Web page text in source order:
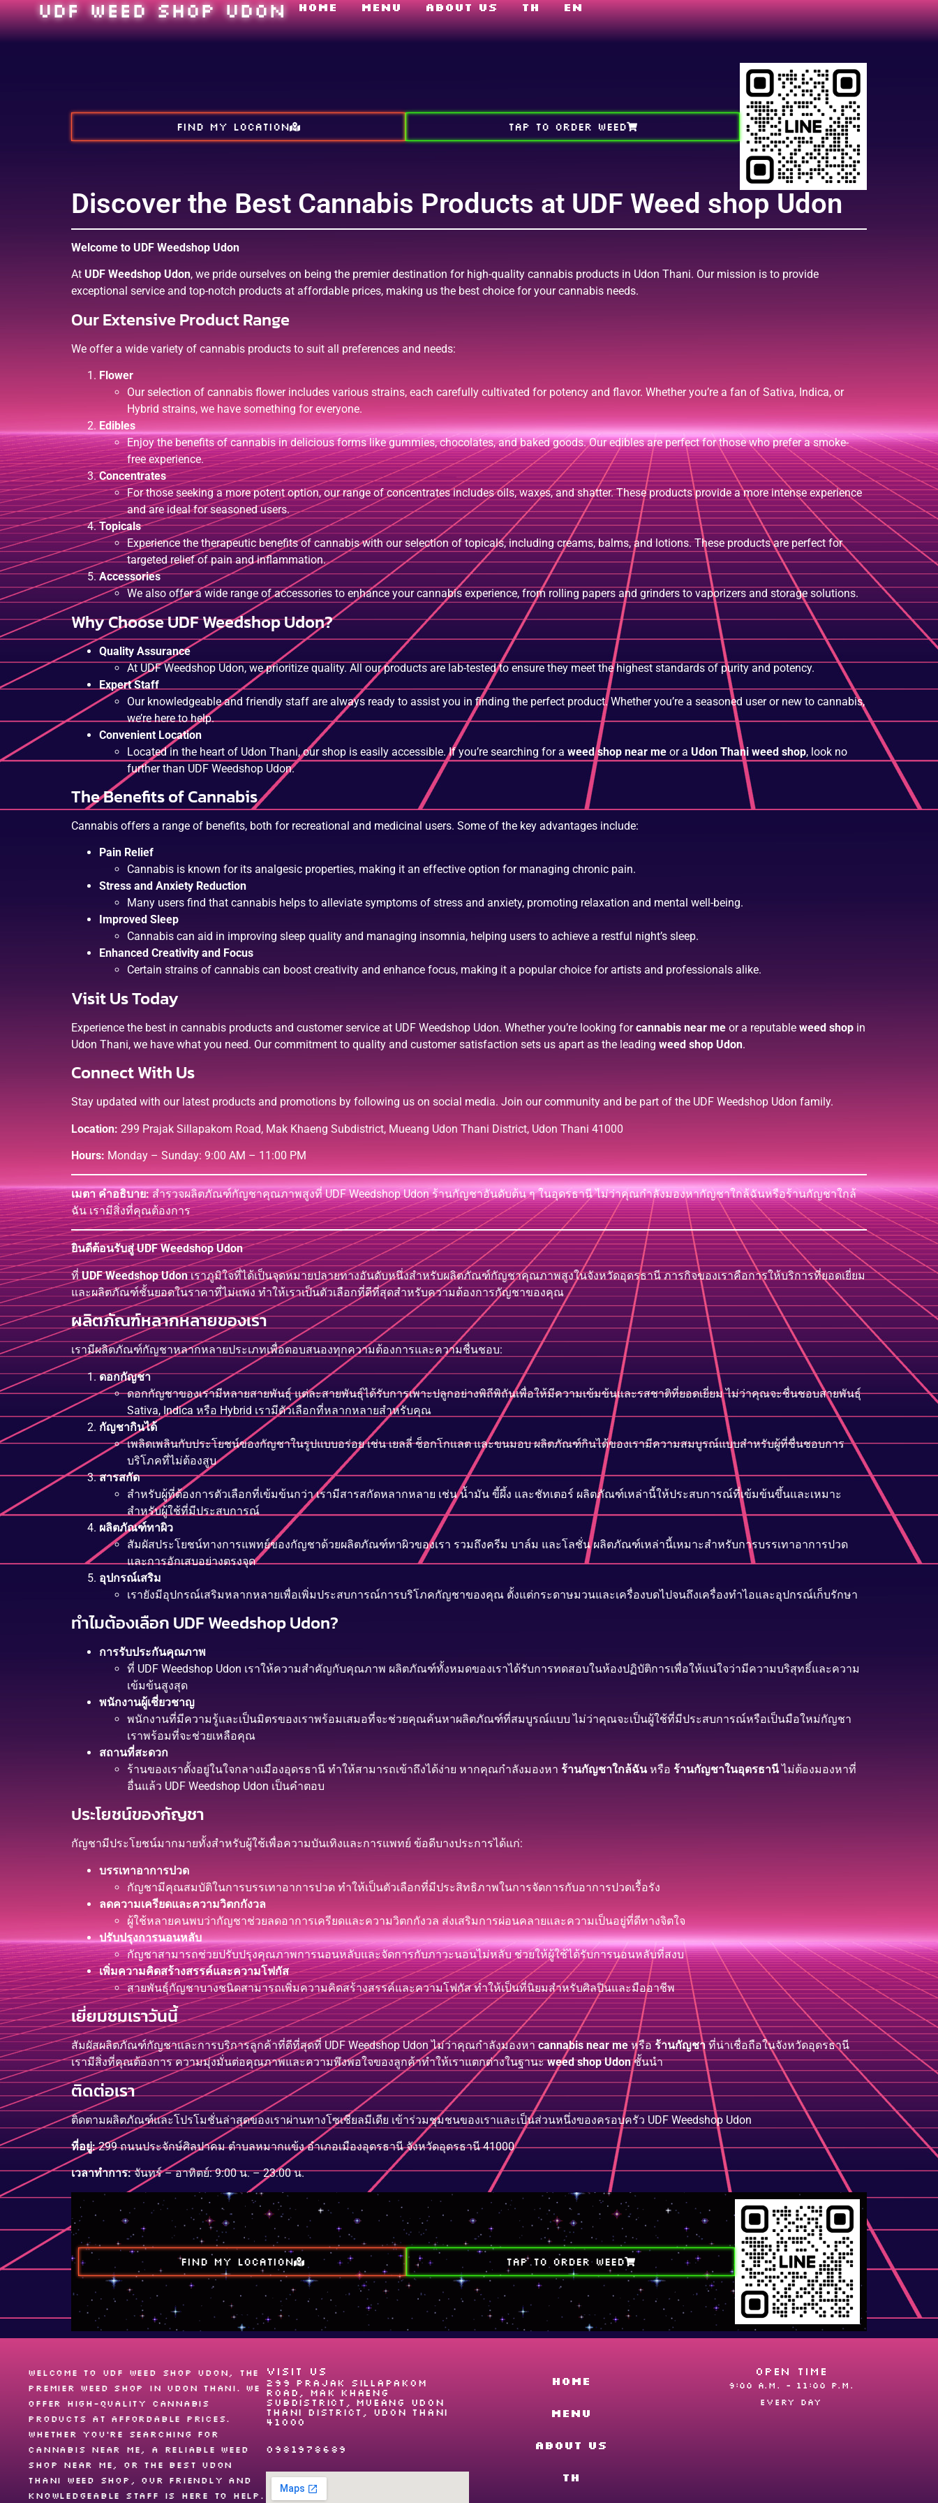
UDF WEED SHOP UDON Home Menu About us TH EN
FIND MY LOCATION TAP TO ORDER WEED
Discover the Best Cannabis Products at UDF Weed shop Udon
Welcome to UDF Weedshop Udon
At UDF Weedshop Udon, we pride ourselves on being the premier destination for high-quality cannabis products in Udon Thani. Our mission is to provide
exceptional service and top-notch products at affordable prices, making us the best choice for your cannabis needs.
Our Extensive Product Range
We offer a wide variety of cannabis products to suit all preferences and needs:
Flower
Our selection of cannabis flower includes various strains, each carefully cultivated for potency and flavor. Whether you’re a fan of Sativa, Indica, or
Hybrid strains, we have something for everyone.
Edibles
Enjoy the benefits of cannabis in delicious forms like gummies, chocolates, and baked goods. Our edibles are perfect for those who prefer a smoke-
free experience.
Concentrates
For those seeking a more potent option, our range of concentrates includes oils, waxes, and shatter. These products provide a more intense experience
and are ideal for seasoned users.
Topicals
Experience the therapeutic benefits of cannabis with our selection of topicals, including creams, balms, and lotions. These products are perfect for
targeted relief of pain and inflammation.
Accessories
We also offer a wide range of accessories to enhance your cannabis experience, from rolling papers and grinders to vaporizers and storage solutions.
Why Choose UDF Weedshop Udon?
Quality Assurance
At UDF Weedshop Udon, we prioritize quality. All our products are lab-tested to ensure they meet the highest standards of purity and potency.
Expert Staff
Our knowledgeable and friendly staff are always ready to assist you in finding the perfect product. Whether you’re a seasoned user or new to cannabis,
we’re here to help.
Convenient Location
Located in the heart of Udon Thani, our shop is easily accessible. If you’re searching for a weed shop near me or a Udon Thani weed shop, look no
further than UDF Weedshop Udon.
The Benefits of Cannabis
Cannabis offers a range of benefits, both for recreational and medicinal users. Some of the key advantages include:
Pain Relief
Cannabis is known for its analgesic properties, making it an effective option for managing chronic pain.
Stress and Anxiety Reduction
Many users find that cannabis helps to alleviate symptoms of stress and anxiety, promoting relaxation and mental well-being.
Improved Sleep
Cannabis can aid in improving sleep quality and managing insomnia, helping users to achieve a restful night’s sleep.
Enhanced Creativity and Focus
Certain strains of cannabis can boost creativity and enhance focus, making it a popular choice for artists and professionals alike.
Visit Us Today
Experience the best in cannabis products and customer service at UDF Weedshop Udon. Whether you’re looking forcannabis near me or a reputable weed shop in
Udon Thani, we have what you need. Our commitment to quality and customer satisfaction sets us apart as the leading weed shop Udon.
Connect With Us
Stay updated with our latest products and promotions by following us on social media. Join our community and be part of the UDF Weedshop Udon family.
Location: 299 Prajak Sillapakom Road, Mak Khaeng Subdistrict, Mueang Udon Thani District, Udon Thani 41000
Hours: Monday – Sunday: 9:00 AM – 11:00 PM
เมตา คำอธิบาย:สำรวจผลิตภัณฑ์กัญชาคุณภาพสูงที่ UDF Weedshop Udon ร้านกัญชาอันดับต้น ๆ ในอุดรธานี ไม่ว่าคุณกำลังมองหากัญชาใกล้ฉันหรือร้านกัญชาใกล้
ฉัน เรามีสิ่งที่คุณต้องการ
ยินดีต้อนรับสู่ UDF Weedshop Udon
ที่UDF Weedshop Udonเราภูมิใจที่ได้เป็นจุดหมายปลายทางอันดับหนึ่งสำหรับผลิตภัณฑ์กัญชาคุณภาพสูงในจังหวัดอุดรธานี ภารกิจของเราคือการให้บริการที่ยอดเยี่ยม
และผลิตภัณฑ์ชั้นยอดในราคาที่ไม่แพง ทำให้เราเป็นตัวเลือกที่ดีที่สุดสำหรับความต้องการกัญชาของคุณ
ผลิตภัณฑ์หลากหลายของเรา
เรามีผลิตภัณฑ์กัญชาหลากหลายประเภทเพื่อตอบสนองทุกความต้องการและความชื่นชอบ:
ดอกกัญชา
ดอกกัญชาของเรามีหลายสายพันธุ์ แต่ละสายพันธุ์ได้รับการเพาะปลูกอย่างพิถีพิถันเพื่อให้มีความเข้มข้นและรสชาติที่ยอดเยี่ยม ไม่ว่าคุณจะชื่นชอบสายพันธุ์
Sativa, Indica หรือ Hybrid เรามีตัวเลือกที่หลากหลายสำหรับคุณ
กัญชากินได้
เพลิดเพลินกับประโยชน์ของกัญชาในรูปแบบอร่อย เช่น เยลลี่ ช็อกโกแลต และขนมอบ ผลิตภัณฑ์กินได้ของเรามีความสมบูรณ์แบบสำหรับผู้ที่ชื่นชอบการ
บริโภคที่ไม่ต้องสูบ
สารสกัด
สำหรับผู้ที่ต้องการตัวเลือกที่เข้มข้นกว่า เรามีสารสกัดหลากหลาย เช่น น้ำมัน ขี้ผึ้ง และชัทเตอร์ ผลิตภัณฑ์เหล่านี้ให้ประสบการณ์ที่เข้มข้นขึ้นและเหมาะ
สำหรับผู้ใช้ที่มีประสบการณ์
ผลิตภัณฑ์ทาผิว
สัมผัสประโยชน์ทางการแพทย์ของกัญชาด้วยผลิตภัณฑ์ทาผิวของเรา รวมถึงครีม บาล์ม และโลชั่น ผลิตภัณฑ์เหล่านี้เหมาะสำหรับการบรรเทาอาการปวด
และการอักเสบอย่างตรงจุด
อุปกรณ์เสริม
เรายังมีอุปกรณ์เสริมหลากหลายเพื่อเพิ่มประสบการณ์การบริโภคกัญชาของคุณ ตั้งแต่กระดาษมวนและเครื่องบดไปจนถึงเครื่องทำไอและอุปกรณ์เก็บรักษา
ทำไมต้องเลือก UDF Weedshop Udon?
การรับประกันคุณภาพ
ที่ UDF Weedshop Udon เราให้ความสำคัญกับคุณภาพ ผลิตภัณฑ์ทั้งหมดของเราได้รับการทดสอบในห้องปฏิบัติการเพื่อให้แน่ใจว่ามีความบริสุทธิ์และความ
เข้มข้นสูงสุด
พนักงานผู้เชี่ยวชาญ
พนักงานที่มีความรู้และเป็นมิตรของเราพร้อมเสมอที่จะช่วยคุณค้นหาผลิตภัณฑ์ที่สมบูรณ์แบบ ไม่ว่าคุณจะเป็นผู้ใช้ที่มีประสบการณ์หรือเป็นมือใหม่กัญชา
เราพร้อมที่จะช่วยเหลือคุณ
สถานที่สะดวก
ร้านของเราตั้งอยู่ในใจกลางเมืองอุดรธานี ทำให้สามารถเข้าถึงได้ง่าย หากคุณกำลังมองหา ร้านกัญชาใกล้ฉันหรือ ร้านกัญชาในอุดรธานีไม่ต้องมองหาที่
อื่นแล้ว UDF Weedshop Udon เป็นคำตอบ
ประโยชน์ของกัญชา
กัญชามีประโยชน์มากมายทั้งสำหรับผู้ใช้เพื่อความบันเทิงและการแพทย์ ข้อดีบางประการได้แก่:
บรรเทาอาการปวด
กัญชามีคุณสมบัติในการบรรเทาอาการปวด ทำให้เป็นตัวเลือกที่มีประสิทธิภาพในการจัดการกับอาการปวดเรื้อรัง
ลดความเครียดและความวิตกกังวล
ผู้ใช้หลายคนพบว่ากัญชาช่วยลดอาการเครียดและความวิตกกังวล ส่งเสริมการผ่อนคลายและความเป็นอยู่ที่ดีทางจิตใจ
ปรับปรุงการนอนหลับ
กัญชาสามารถช่วยปรับปรุงคุณภาพการนอนหลับและจัดการกับภาวะนอนไม่หลับ ช่วยให้ผู้ใช้ได้รับการนอนหลับที่สงบ
เพิ่มความคิดสร้างสรรค์และความโฟกัส
สายพันธุ์กัญชาบางชนิดสามารถเพิ่มความคิดสร้างสรรค์และความโฟกัส ทำให้เป็นที่นิยมสำหรับศิลปินและมืออาชีพ
เยี่ยมชมเราวันนี้
สัมผัสผลิตภัณฑ์กัญชาและการบริการลูกค้าที่ดีที่สุดที่ UDF Weedshop Udon ไม่ว่าคุณกำลังมองหาcannabis near meหรือร้านกัญชาที่น่าเชื่อถือในจังหวัดอุดรธานี
เรามีสิ่งที่คุณต้องการ ความมุ่งมั่นต่อคุณภาพและความพึงพอใจของลูกค้าทำให้เราแตกต่างในฐานะweed shop Udonชั้นนำ
ติดต่อเรา
ติดตามผลิตภัณฑ์และโปรโมชั่นล่าสุดของเราผ่านทางโซเชียลมีเดีย เข้าร่วมชุมชนของเราและเป็นส่วนหนึ่งของครอบครัว UDF Weedshop Udon
ที่อยู่:299 ถนนประจักษ์ศิลปาคม ตำบลหมากแข้ง อำเภอเมืองอุดรธานี จังหวัดอุดรธานี 41000
เวลาทำการ:จันทร์ – อาทิตย์: 9:00 น. – 23:00 น.
FIND MY LOCATION TAP TO ORDER WEED
Welcome to UDF Weed shop Udon, the
premier weed shop
in Udon Thani. We
offer high-quality cannabis
products at affordable prices.
Whether you’re searching for
cannabis near me , a reliable weed
shop near me , or the best Udon
Thani weed shop , our friendly and
knowledgeable staff is here to help.
VISIT US
299 Prajak Sillapakom
Road, Mak Khaeng
Subdistrict, Mueang Udon
Thani District, Udon Thani
41000
0981978689
Home
Menu
About us
TH
OPEN TIME
9:00 A.M. - 11:00 P.M.
EVERY DAY